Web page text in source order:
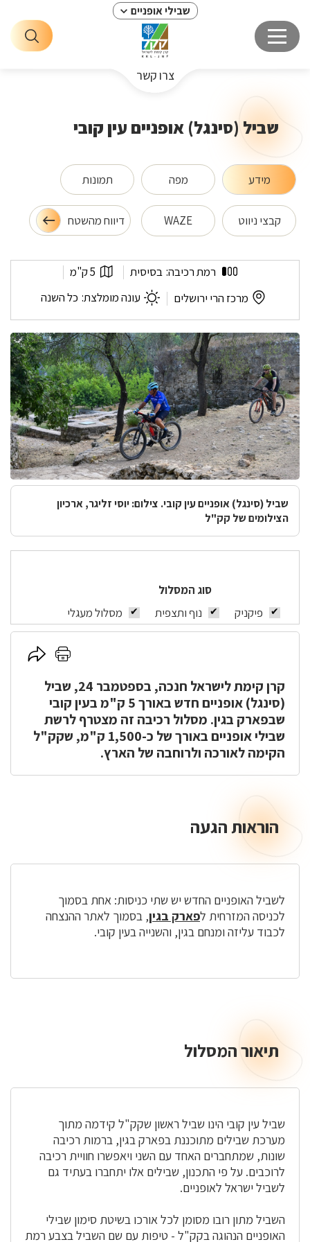
שבילי אופניים
צרו קשר
שביל (סינגל) אופניים עין קובי
מידע מפה תמונות
קבצי ניווט WAZE דיווח מהשטח
שביל
רמת רכיבה: בסיסית
אורך 5 ק"מ
לפי מרכז הרי ירושלים עונה מומלצת: כל השנה
שביל (סינגל) אופניים עין קובי. צילום: יוסי זליגר, ארכיון
הצילומים של קק"ל
סוג המסלול
פיקניק
נוף ותצפית מסלול מעגלי
לחץ
להדפסה
לחץ
לשיתוףקרן קימת לישראל חנכה, בספטמבר 24, שביל
(סינגל) אופניים חדש באורך 5 ק"מ בעין קובי
שבפארק בגין. מסלול רכיבה זה מצטרף לרשת
שבילי אופניים באורך של כ-1,500 ק"מ, שקק"ל
הקימה לאורכה ולרוחבה של הארץ.
הוראותהוראות הגעה
לשביל האופניים החדש יש שתי כניסות: אחת בסמוך
לכניסה המזרחית לפארק בגין, בסמוך לאתר ההנצחה
לכבוד עליזה ומנחם בגין, והשנייה בעין קובי.
תיאורתיאור המסלול
שביל עין קובי הינו שביל ראשון שקק"ל קידמה מתוך
מערכת שבילים מתוכננת בפארק בגין, ברמות רכיבה
שונות, שמתחברים האחד עם השני ויאפשרו חוויית רכיבה
לרוכבים. על פי התכנון, שבילים אלו יתחברו בעתיד גם
לשביל ישראל לאופניים.
השביל מתון רובו מסומן לכל אורכו בשיטת סימון שבילי
האופניים הנהוגה בקק"ל - טיפות עם שם השביל בצבע רמת